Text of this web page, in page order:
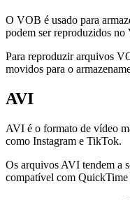
O VOB é usado para
podem ser reproduzidos
Para reproduzir arquivos
movidos para o
AVI
AVI é o formato de vídeo
como Instagram e TikTok.
Os arquivos AVI tendem a
compatível com